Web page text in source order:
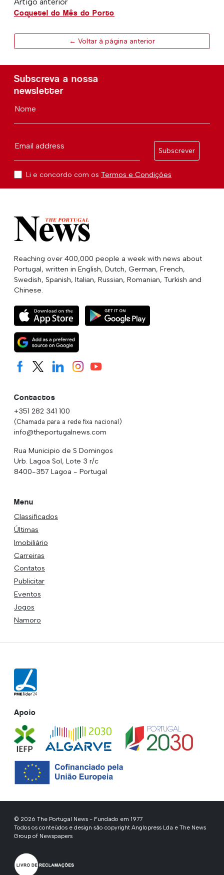
Coquetel do Mês do Porto
← Voltar à página anterior
Subscreva a nossa
newsletter
Nome
Email address
Subscrever
Li e concordo com os Termos e Condições
Reaching over 400,000 people a week with news about
Portugal, written in English, Dutch, German, French,
Swedish, Spanish, Italian, Russian, Romanian, Turkish and
Chinese.
Contactos
+351 282 341 100
(Chamada para a rede fixa nacional)
info@theportugalnews.com
Rua Municipio de S Domingos
Urb. Lagoa Sol, Lote 3 r/c
8400-357 Lagoa - Portugal
Menu
Classificados
Últimas
Imobiliário
Carreiras
Contatos
Publicitar
Eventos
Jogos
Namoro
Apoio
© 2026 The Portugal News - Fundado em 1977
Todos os conteúdos e design são copyright Anglopress Lda e The News
Group of Newspapers